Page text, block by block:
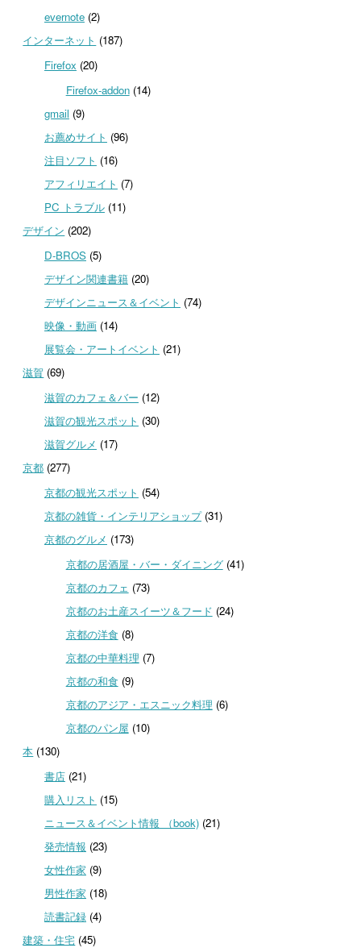
evernote(2)
インターネット (187)
Firefox (20)
Firefox-addon(14)
gmail (9)
お薦めサイト (96)
注目ソフト (16)
アフィリエイト (7)
PC トラブル(11)
デザイン (202)
D-BROS(5)
デザイン関連書籍(20)
デザインニュース＆イベント (74)
映像・動画(14)
展覧会・アートイベント (21)
滋賀 (69)
滋賀のカフェ＆バー (12)
滋賀の観光スポット (30)
滋賀グルメ (17)
京都 (277)
京都の観光スポット (54)
京都の雑貨・インテリアショップ(31)
京都のグルメ (173)
京都の居酒屋・バー・ダイニング(41)
京都のカフェ (73)
京都のお土産スイーツ＆フード (24)
京都の洋食 (8)
京都の中華料理 (7)
京都の和食 (9)
京都のアジア・エスニック料理 (6)
京都のパン屋 (10)
本 (130)
書店(21)
購入リスト (15)
ニュース＆イベント情報 （book)(21)
発売情報 (23)
女性作家 (9)
男性作家 (18)
読書記録(4)
建築・住宅 (45)